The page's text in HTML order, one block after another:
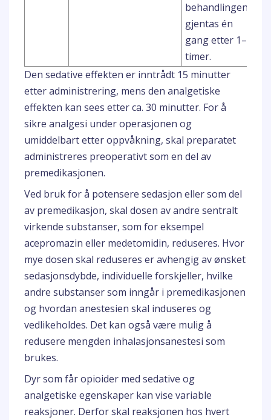
behandlingen
gjentas én
gang etter 1–2
timer.
Den sedative effekten er inntrådt 15 minutter
etter administrering, mens den analgetiske
effekten kan sees etter ca. 30 minutter. For å
sikre analgesi under operasjonen og
umiddelbart etter oppvåkning, skal preparatet
administreres preoperativt som en del av
premedikasjonen.
Ved bruk for å potensere sedasjon eller som del
av premedikasjon, skal dosen av andre sentralt
virkende substanser, som for eksempel
acepromazin eller medetomidin, reduseres. Hvor
mye dosen skal reduseres er avhengig av ønsket
sedasjonsdybde, individuelle forskjeller, hvilke
andre substanser som inngår i premedikasjonen
og hvordan anestesien skal induseres og
vedlikeholdes. Det kan også være mulig å
redusere mengden inhalasjonsanestesi som
brukes.
Dyr som får opioider med sedative og
analgetiske egenskaper kan vise variable
reaksjoner. Derfor skal reaksjonen hos hvert